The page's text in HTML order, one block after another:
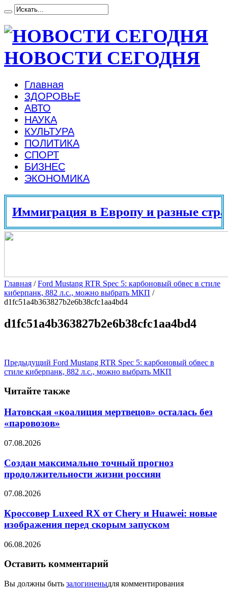
НОВОСТИ СЕГОДНЯ
Главная
ЗДОРОВЬЕ
АВТО
НАУКА
КУЛЬТУРА
ПОЛИТИКА
СПОРТ
БИЗНЕС
ЭКОНОМИКА
Иммиграция в Европу и разные
Главная /Ford Mustang RTR Spec 5: карбоновый обвес в стиле
киберпанк, 882 л.с., можно выбрать МКП /
d1fc51a4b363827b2e6b38cfc1aa4bd4
d1fc51a4b363827b2e6b38cfc1aa4bd4
Предыдущий Ford Mustang RTR Spec 5: карбоновый обвес в
стиле киберпанк, 882 л.с., можно выбрать МКП
Читайте также
Натовская «коалиция мертвецов» осталась без
«паровозов»
07.08.2026
Создан максимально точный прогноз
продолжительности жизни россиян
07.08.2026
Кроссовер Luxeed RX от Chery и Huawei: новые
изображения перед скорым запуском
06.08.2026
Оставить комментарий
Вы должны быть залогиненыдля комментирования